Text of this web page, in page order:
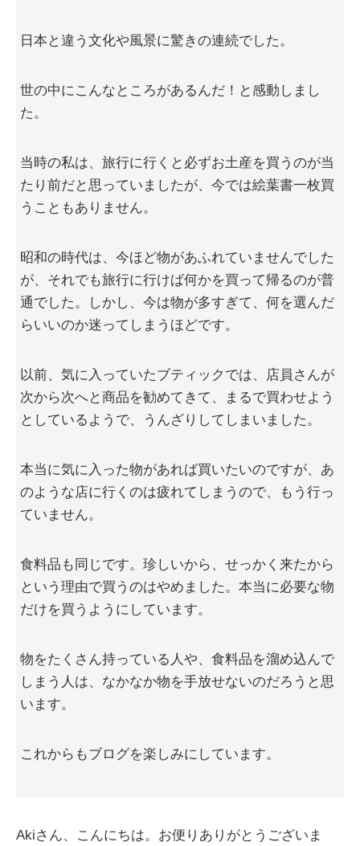
日本と違う文化や風景に驚きの連続でした。
世の中にこんなところがあるんだ！と感動しまし
た。
当時の私は、旅行に行くと必ずお土産を買うのが当
たり前だと思っていましたが、今では絵葉書一枚買
うこともありません。
昭和の時代は、今ほど物があふれていませんでした
が、それでも旅行に行けば何かを買って帰るのが普
通でした。しかし、今は物が多すぎて、何を選んだ
らいいのか迷ってしまうほどです。
以前、気に入っていたブティックでは、店員さんが
次から次へと商品を勧めてきて、まるで買わせよう
としているようで、うんざりしてしまいました。
本当に気に入った物があれば買いたいのですが、あ
のような店に行くのは疲れてしまうので、もう行っ
ていません。
食料品も同じです。珍しいから、せっかく来たから
という理由で買うのはやめました。本当に必要な物
だけを買うようにしています。
物をたくさん持っている人や、食料品を溜め込んで
しまう人は、なかなか物を手放せないのだろうと思
います。
これからもブログを楽しみにしています。
Akiさん、こんにちは。お便りありがとうございま